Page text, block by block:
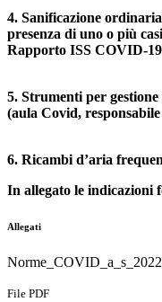
4. Sanificazione
presenza di uno o più
Rapporto ISS COVID-19
5. Strumenti per
(aula Covid,
6. Ricambi d’aria
In allegato le indicazioni
Allegati
File PDF